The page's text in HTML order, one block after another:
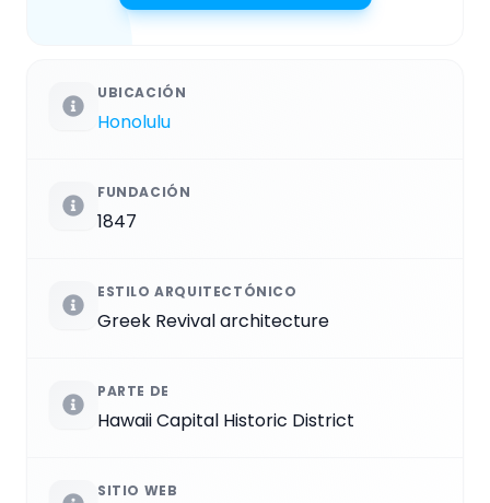
UBICACIÓN
Honolulu
FUNDACIÓN
1847
ESTILO ARQUITECTÓNICO
Greek Revival architecture
PARTE DE
Hawaii Capital Historic District
SITIO WEB